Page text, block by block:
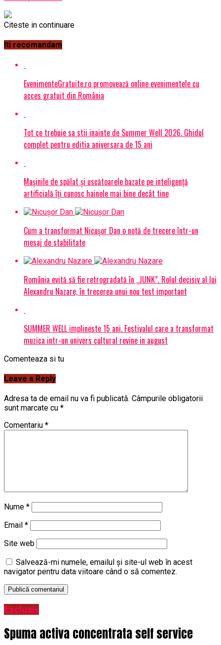
Citeste in continuare
Iti recomandam
EvenimenteGratuite.ro promovează online evenimentele cu
acces gratuit din România
Tot ce trebuie sa stii inainte de Summer Well 2026. Ghidul
complet pentru editia aniversara de 15 ani
Mașinile de spălat și uscătoarele bazate pe inteligență
artificială îți cunosc hainele mai bine decât tine
Cum a transformat Nicușor Dan o notă de trecere într-un
mesaj de stabilitate
România evită să fie retrogradată în „JUNK”. Rolul decisiv al lui
Alexandru Nazare, în trecerea unui nou test important
SUMMER WELL implineste 15 ani. Festivalul care a transformat
muzica intr-un univers cultural revine in august
Comenteaza si tu
Leave a Reply
Adresa ta de email nu va fi publicată. Câmpurile obligatorii
sunt marcate cu *
Comentariu *
Nume *
Email *
Site web
Salvează-mi numele, emailul și site-ul web în acest
navigator pentru data viitoare când o să comentez.
Exclusiv
Spuma activa concentrata self service